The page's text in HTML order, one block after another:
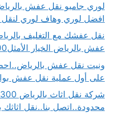
افضل لوري وهاف لوري
عفش بالرياض الخيار الأمثل100%لـنقل وتغليف العفش
على أول عملية نقل عفش
محدودة..اتصل بنا..نقل اثاثك بـ 300 ريال